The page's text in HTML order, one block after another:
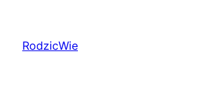
treściRodzicWie